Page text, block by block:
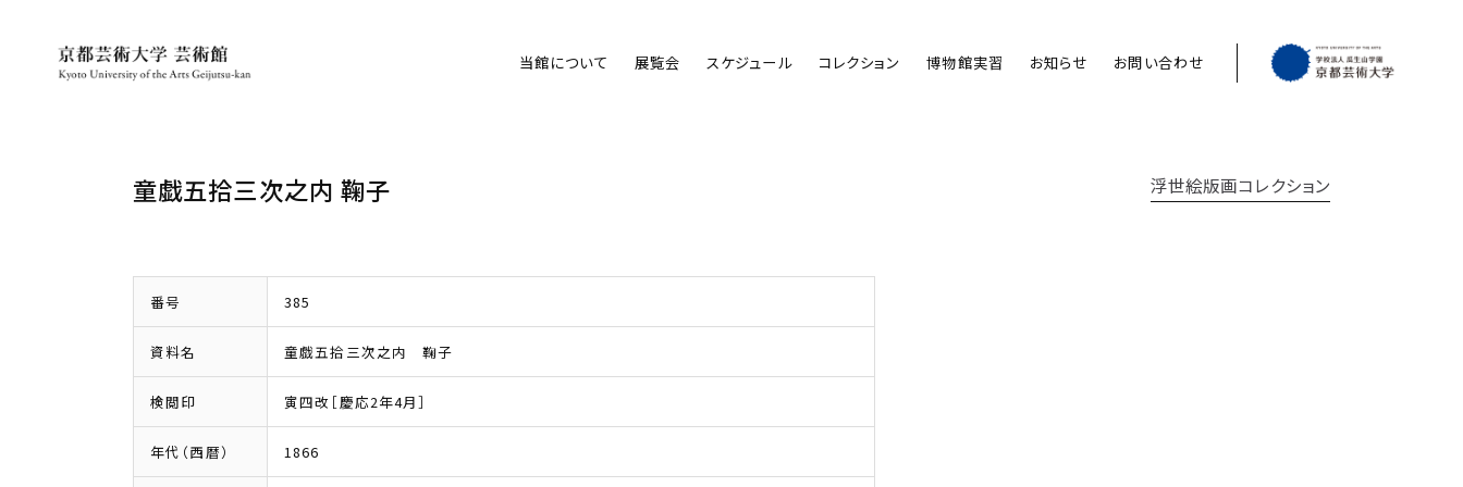
当館について 展覧会 スケジュール コレクション 博物館実習 お知らせ お問い合わせ
童戯五拾三次之内 鞠子 浮世絵版画コレクション
番号 385
資料名 童戯五拾三次之内 鞠子
検閲印 寅四改［慶応2年4月］
年代（西暦） 1866